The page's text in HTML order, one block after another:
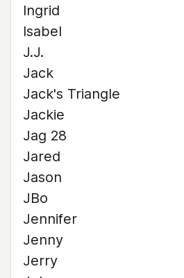
Ingrid
Isabel
J.J.
Jack
Jack's Triangle
Jackie
Jag 28
Jared
Jason
JBo
Jennifer
Jenny
Jerry